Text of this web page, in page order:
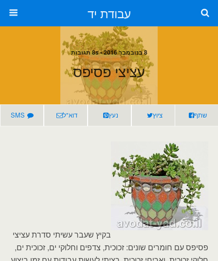
עבודת יד
8 בנובמבר 2016 • 8s תגובות
עציצי פסיפס
שתף ציוץ נעץ דוא"ל SMS
בקיץ שעבר עשיתי סדרת עציצי
פסיפס עם חומרים שונים: זכוכית, צדפים וחלוקי ים, זכוכית ים,